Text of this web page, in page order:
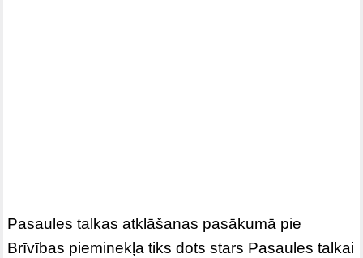
Pasaules talkas atklāšanas pasākumā pie
Brīvības pieminekļa tiks dots stars Pasaules talkai